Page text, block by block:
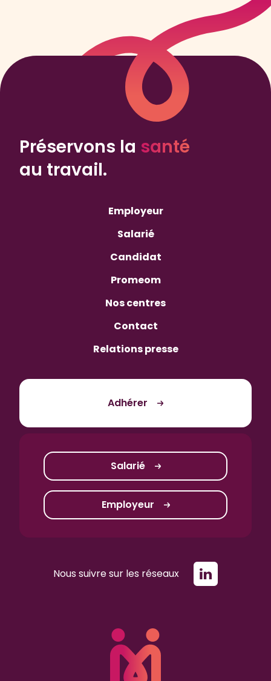
Préservons la santé
au travail.
Employeur
Salarié
Candidat
Promeom
Nos centres
Contact
Relations presse
Adhérer
Salarié
Employeur
Nous suivre sur les réseaux